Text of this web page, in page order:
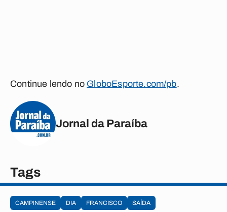
Continue lendo no GloboEsporte.com/pb.
Jornal da Paraíba
Tags
CAMPINENSE DIA FRANCISCO SAÍDA